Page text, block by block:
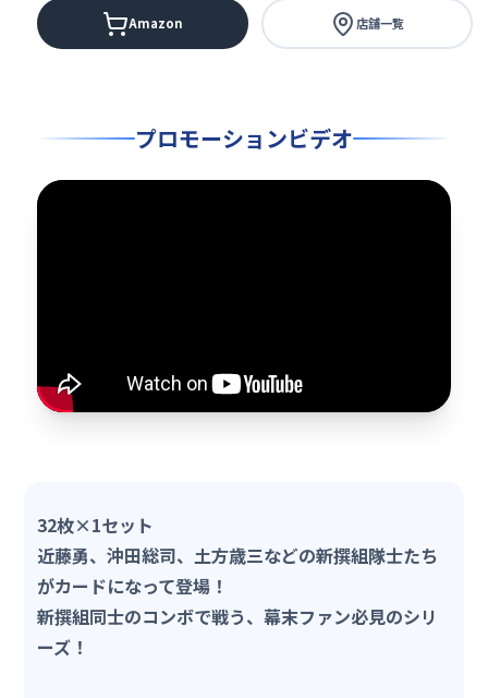
Amazon 店舗一覧
プロモーションビデオ
32枚×1セット
近藤勇、沖田総司、土方歳三などの新撰組隊士たち
がカードになって登場！
新撰組同士のコンボで戦う、幕末ファン必見のシリ
ーズ！